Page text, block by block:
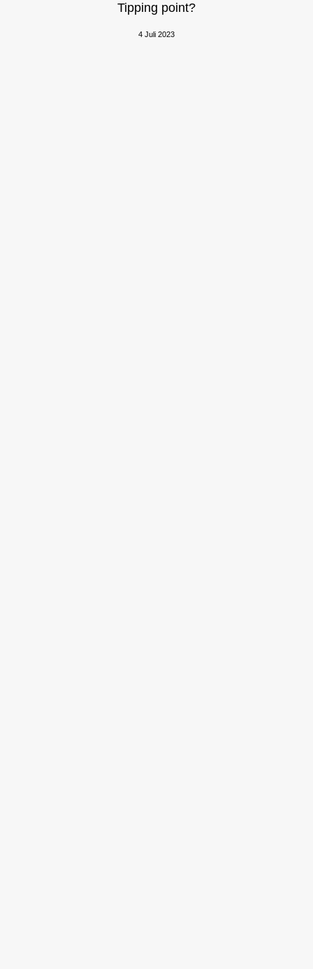
Tipping point?
4 Juli 2023